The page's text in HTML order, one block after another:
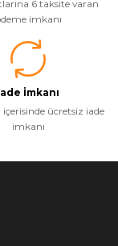
6 taksite varan
imkanı
İmkanı
ücretsiz iade
imkanı